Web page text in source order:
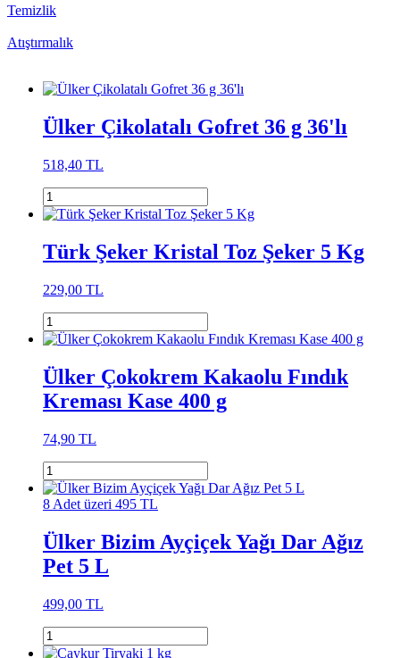
Temizlik
Atıştırmalık
Ülker Çikolatalı Gofret 36 g 36'lı
518,40 TL
Türk Şeker Kristal Toz Şeker 5 Kg
229,00 TL
Ülker Çokokrem Kakaolu Fındık
Kreması Kase 400 g
74,90 TL
8 Adet üzeri 495 TL
Ülker Bizim Ayçiçek Yağı Dar Ağız
Pet 5 L
499,00 TL